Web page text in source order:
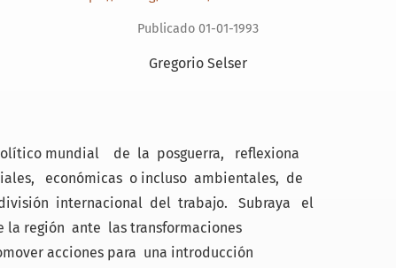
Publicado 01-01-1993
Gregorio Selser
mundial de la posguerra, reflexiona
económicas o incluso ambientales, de
internacional del trabajo. Subraya el
región ante las transformaciones
acciones para una introducción